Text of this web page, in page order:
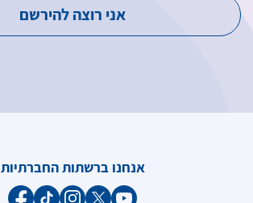
אנחנו ברשתות החברתיות